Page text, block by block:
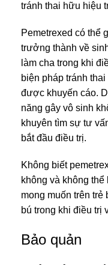
tránh thai hữu hiệu
Pemetrexed có thể
trưởng thành về
làm cha trong khi
biện pháp tránh
được khuyến cáo.
năng gây vô sinh
khuyên tìm sự tư
bắt đầu điều trị.
Không biết
không và không
mong muốn trên
bú trong khi điều trị
Bảo quản